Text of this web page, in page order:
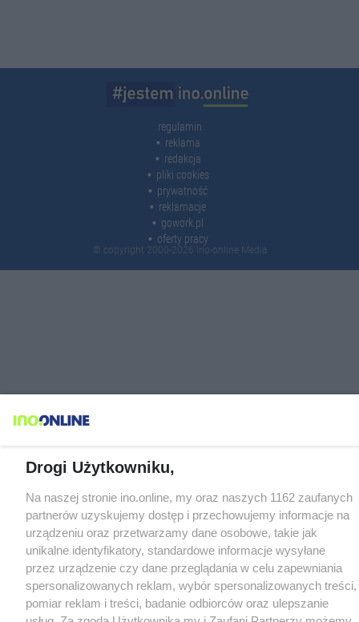
regulamin
reklama
redakcja
pliki cookies
prywatność
reklamacje
gowork.pl
oferty pracy
© copyright 2000-2026 Ino-online Media
Drogi Użytkowniku,
Na naszej stronie ino.online, my oraz naszych 1162 zaufanych
partnerów uzyskujemy dostęp i przechowujemy informacje na
urządzeniu oraz przetwarzamy dane osobowe, takie jak
unikalne identyfikatory, standardowe informacje wysyłane
przez urządzenie czy dane przeglądania w celu zapewniania
spersonalizowanych reklam, wybór spersonalizowanych treści,
pomiar reklam i treści, badanie odbiorców oraz ulepszanie